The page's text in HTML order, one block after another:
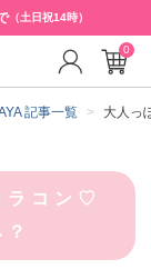
（土日祝14時）
記事一覧 大人っ
ラコン♡
0